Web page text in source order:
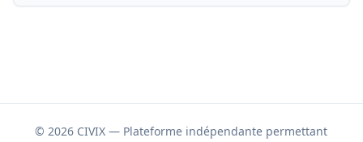
© 2026 CIVIX — Plateforme indépendante permettant